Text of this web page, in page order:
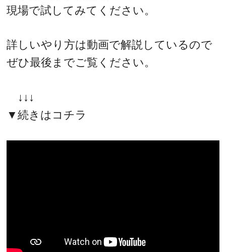
現場で試してみてください。
詳しいやり方は動画で解説しているので
ぜひ最後までご覧ください。
↓↓↓
▼続きはコチラ